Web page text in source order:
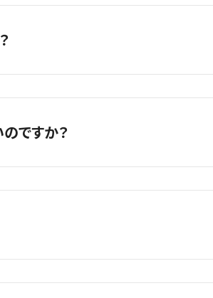
ますので、混雑状況によってはお待ちいた
お電話での事前予約をおすすめします。
時間程度となります。iPhone以外の修理
さい。ご依頼の際におおよその作業時
となります、動作等に問題がなければ
ですか？
頭で故障状況を確認させていただくとよ
るかと思いますのでその際は飛び込みで
合せください。